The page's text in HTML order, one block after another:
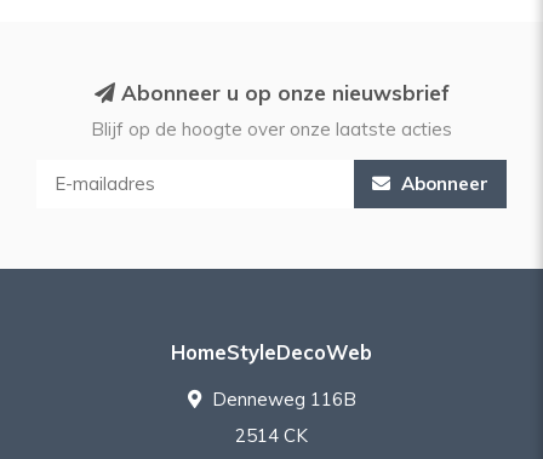
Abonneer u op onze nieuwsbrief
Blijf op de hoogte over onze laatste acties
Abonneer
HomeStyleDecoWeb
Denneweg 116B
2514 CK